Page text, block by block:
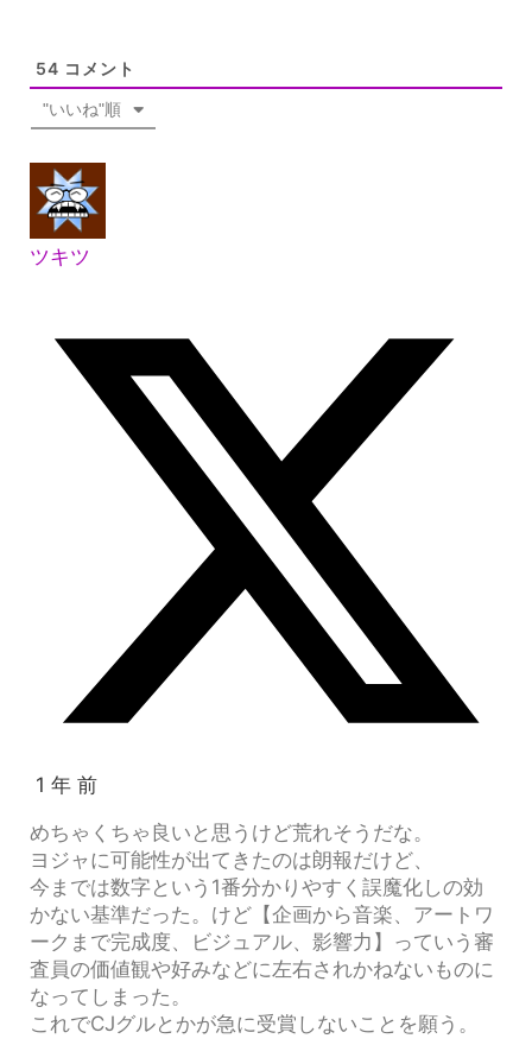
54 コメント
"いいね"順
ツキツ
1 年 前
めちゃくちゃ良いと思うけど荒れそうだな。
ヨジャに可能性が出てきたのは朗報だけど、
今までは数字という1番分かりやすく誤魔化しの効
かない基準だった。けど【企画から音楽、アートワ
ークまで完成度、ビジュアル、影響力】っていう審
査員の価値観や好みなどに左右されかねないものに
なってしまった。
これでCJグルとかが急に受賞しないことを願う。